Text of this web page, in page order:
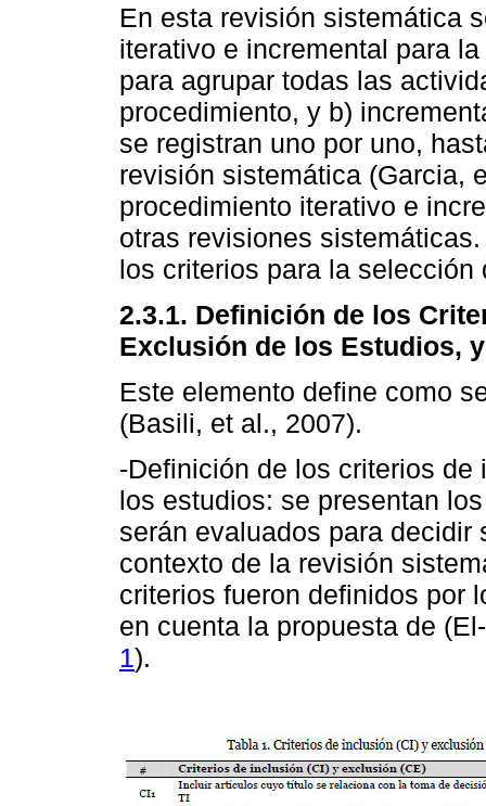
En esta revisión sistemática
iterativo e incremental para
para agrupar todas las
procedimiento, y b)
se registran uno por uno,
revisión sistemática (Garcia,
procedimiento iterativo e
otras revisiones
los criterios para la
2.3.1. Definición de los
Exclusión de los Estudios,
Este elemento define como
(Basili, et al., 2007).
-Definición de los criterios
los estudios: se presentan
serán evaluados para
contexto de la revisión
criterios fueron definidos por
en cuenta la propuesta de
1).